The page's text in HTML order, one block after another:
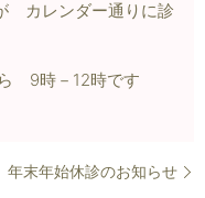
カレンダー通りに診
9時－12時です
年末年始休診のお知らせ